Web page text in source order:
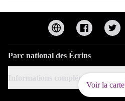
Voir la carte
Parc national des Écrins
Informations complémentaires